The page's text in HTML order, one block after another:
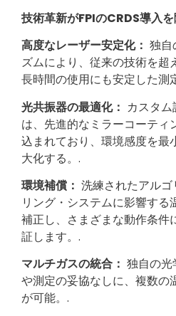
技術革新がFPIのCRDS導入
高度なレーザー安定化： 独自
ズムにより、従来の技術を超
長時間の使用にも安定した測
光共振器の最適化： カスタ
は、先進的なミラーコーティ
込まれており、環境感度を最
大化する。.
環境補償： 洗練されたアル
リング・システムに影響す
補正し、さまざまな動作条件
証します。.
マルチガスの統合： 独自の
や測定の妥協なしに、複数の
が可能。.